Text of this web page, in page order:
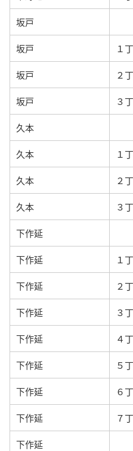
坂戸
坂戸 １
坂戸 ２
坂戸 ３
久本
久本 １
久本 ２
久本 ３
下作延
下作延 １
下作延 ２
下作延 ３
下作延 ４
下作延 ５
下作延 ６
下作延 ７
下作延